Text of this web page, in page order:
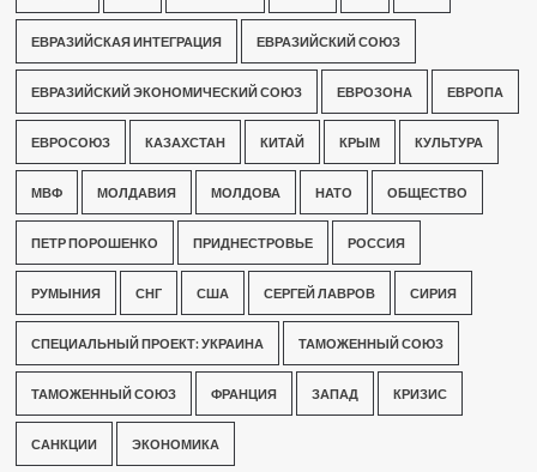
ЕВРАЗИЙСКАЯ ИНТЕГРАЦИЯ ЕВРАЗИЙСКИЙ СОЮЗ
ЕВРАЗИЙСКИЙ ЭКОНОМИЧЕСКИЙ СОЮЗ ЕВРОЗОНА ЕВРОПА
ЕВРОСОЮЗ КАЗАХСТАН КИТАЙ КРЫМ КУЛЬТУРА
МВФ МОЛДАВИЯ МОЛДОВА НАТО ОБЩЕСТВО
ПЕТР ПОРОШЕНКО ПРИДНЕСТРОВЬЕ РОССИЯ
РУМЫНИЯ СНГ США СЕРГЕЙ ЛАВРОВ СИРИЯ
СПЕЦИАЛЬНЫЙ ПРОЕКТ: УКРАИНА ТАМОЖЕННЫЙ СОЮЗ
ТАМОЖЕННЫЙ СОЮЗ ФРАНЦИЯ ЗАПАД КРИЗИС
САНКЦИИ ЭКОНОМИКА